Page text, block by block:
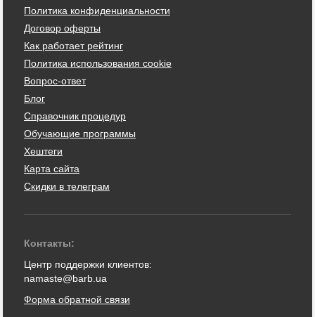
Политика конфиденциальности
Договор оферты
Как работает рейтинг
Политика использования cookie
Вопрос-ответ
Блог
Справочник процедур
Обучающие программы
Хештеги
Карта сайта
Скидки в телеграм
Контакты:
Центр поддержки клиентов:
namaste@barb.ua
Форма обратной связи